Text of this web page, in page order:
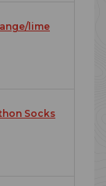
lime
Socks